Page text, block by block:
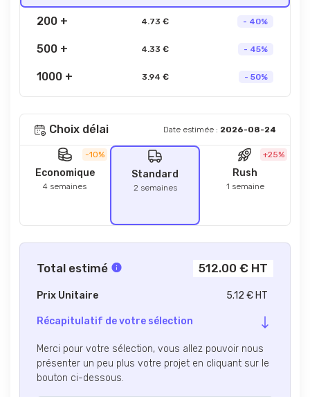
200 + 4.73 € - 40%
500 + 4.33 € - 45%
1000 + 3.94 € - 50%
Choix délai Date estimée : 2026-08-24
-10%
Economique
4 semaines
Standard
2 semaines
+25%
Rush
1 semaine
Total estimé 512.00 € HT
Prix Unitaire 5.12 € HT
Récapitulatif de votre sélection
Merci pour votre sélection, vous allez pouvoir nous
présenter un peu plus votre projet en cliquant sur le
bouton ci-dessous.